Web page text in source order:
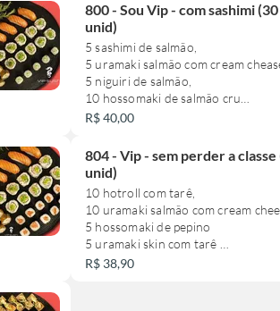
800 - Sou Vip - com sashimi (30
unid)
5 sashimi de salmão,
5 uramaki salmão com cream
5 niguiri de salmão,
10 hossomaki de salmão cru
5 hossomaki de pepino
**este combo não pode sofrer
alteração**
R$ 40,00
804 - Vip - sem perder a classe
unid)
10 hotroll com tarê,
10 uramaki salmão com cream
5 hossomaki de pepino
5 uramaki skin com tarê
R$ 38,90